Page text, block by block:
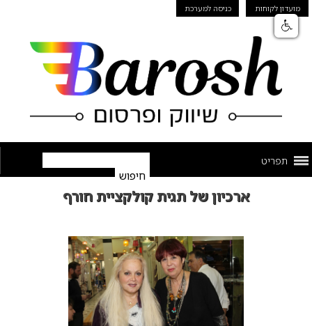
מועדון לקוחות כניסה למערכת
תפריט
ארכיון של תגית קולקציית חורף